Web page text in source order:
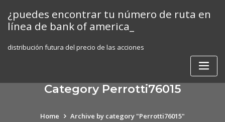
content
¿puedes encontrar tu número de ruta en
línea de bank of america_
distribución futura del precio de las acciones
Category Perrotti76015
Home Archive by category "Perrotti76015"